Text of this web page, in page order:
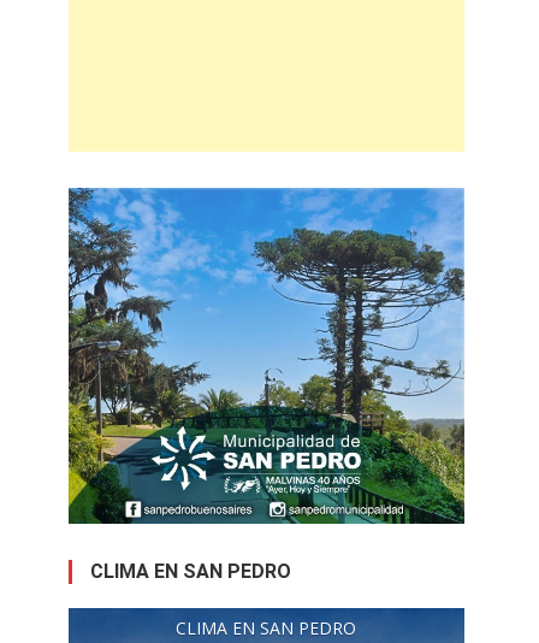
CLIMA EN SAN PEDRO
CLIMA EN SAN PEDRO